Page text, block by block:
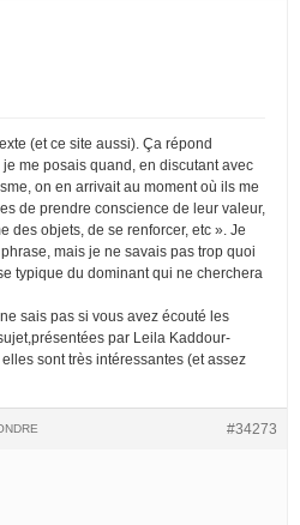
(et ce site aussi). Ça répond
me posais quand, en discutant avec
on en arrivait au moment où ils me
de prendre conscience de leur valeur,
des objets, de se renforcer, etc ». Je
mais je ne savais pas trop quoi
typique du dominant qui ne cherchera
sais pas si vous avez écouté les
par Leila Kaddour-
sont très intéressantes (et assez
#34273